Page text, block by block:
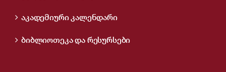
აკადემიური კალენდარი
ბიბლიოთეკა და რესურსები